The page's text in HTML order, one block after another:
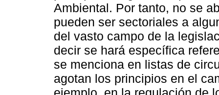
Ambiental. Por tanto, no se
pueden ser sectoriales a
del vasto campo de la
decir se hará específica
se menciona en listas de
agotan los principios en el